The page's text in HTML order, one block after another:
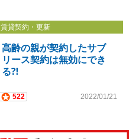
賃貸契約・更新
高齢の親が契約したサブ
リース契約は無効にでき
る⁈
522 2022/01/21